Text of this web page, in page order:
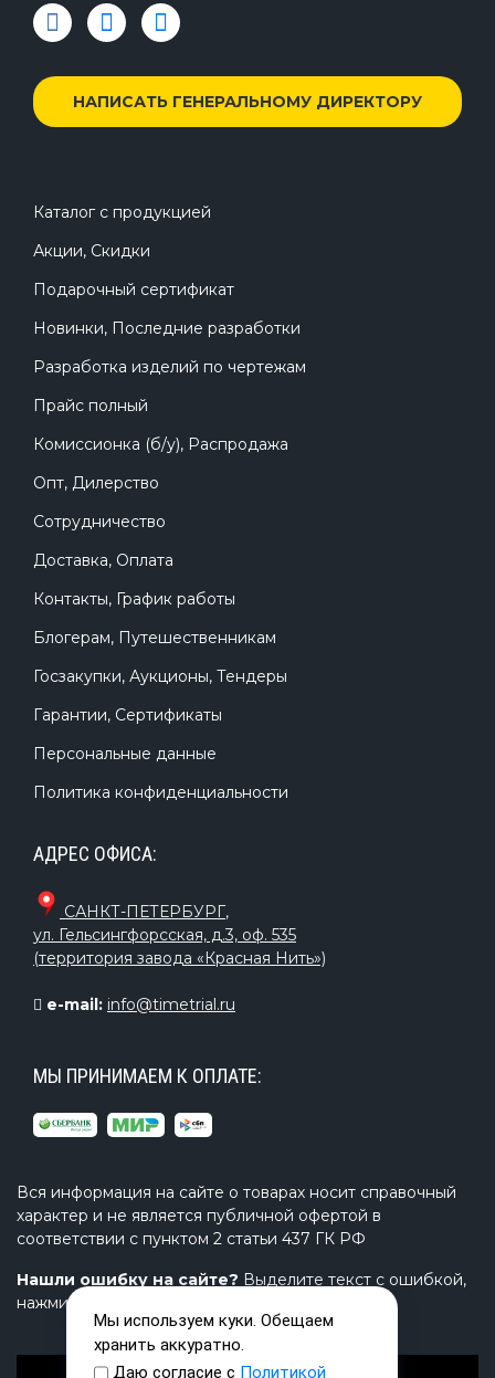
НАПИСАТЬ ГЕНЕРАЛЬНОМУ ДИРЕКТОРУ
Каталог с продукцией
Акции, Скидки
Подарочный сертификат
Новинки, Последние разработки
Разработка изделий по чертежам
Прайс полный
Комиссионка (б/у), Распродажа
Опт, Дилерство
Сотрудничество
Доставка, Оплата
Контакты, График работы
Блогерам, Путешественникам
Госзакупки, Аукционы, Тендеры
Гарантии, Сертификаты
Персональные данные
Политика конфиденциальности
АДРЕС ОФИСА:
САНКТ-ПЕТЕРБУРГ,
ул. Гельсингфорсская, д.3, оф. 535
(территория завода «Красная Нить»)
e-mail: info@timetrial.ru
МЫ ПРИНИМАЕМ К ОПЛАТЕ:
Вся информация на сайте о товарах носит справочный
характер и не является публичной офертой в
соответствии с пунктом 2 статьи 437 ГК РФ
Нашли ошибку на сайте? Выделите текст с ошибкой,
нажмите Ctrl+Enter и напишите нам.
Мы используем куки. Обещаем
хранить аккуратно.
Даю согласие с Политикой